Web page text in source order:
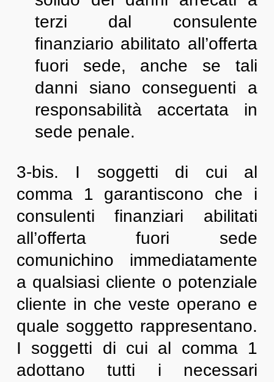
terzi dal consulente
finanziario abilitato all’offerta
fuori sede, anche se tali
danni siano conseguenti a
responsabilità accertata in
sede penale.
3-bis. I soggetti di cui al
comma 1 garantiscono che i
consulenti finanziari abilitati
all’offerta fuori sede
comunichino immediatamente
a qualsiasi cliente o potenziale
cliente in che veste operano e
quale soggetto rappresentano.
I soggetti di cui al comma 1
adottano tutti i necessari